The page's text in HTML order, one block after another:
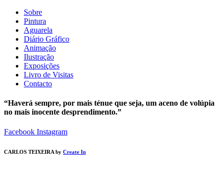
Sobre
Pintura
Aguarela
Diário Gráfico
Animação
Ilustração
Exposições
Livro de Visitas
Contacto
“Haverá sempre, por mais ténue que seja, um aceno de volúpia
no mais inocente desprendimento.”
Facebook Instagram
CARLOS TEIXEIRA by Create In